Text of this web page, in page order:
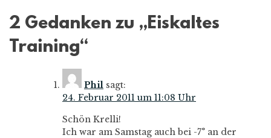
2 Gedanken zu „Eiskaltes
Training“
Phil sagt:
24. Februar 2011 um 11:08 Uhr
Schön Krelli!
Ich war am Samstag auch bei -7° an der